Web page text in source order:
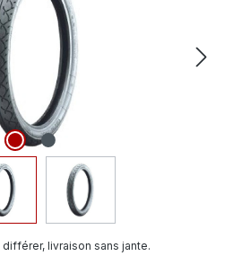
différer, livraison sans jante.